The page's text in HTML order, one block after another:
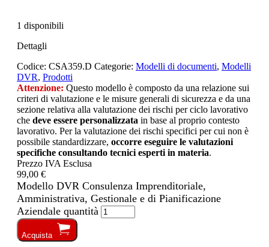
1 disponibili
Dettagli
Codice: CSA359.D Categorie: Modelli di documenti, Modelli
DVR, Prodotti
Attenzione: Questo modello è composto da una relazione sui
criteri di valutazione e le misure generali di sicurezza e da una
sezione relativa alla valutazione dei rischi per ciclo lavorativo
che deve essere personalizzata in base al proprio contesto
lavorativo. Per la valutazione dei rischi specifici per cui non è
possibile standardizzare, occorre eseguire le valutazioni
specifiche consultando tecnici esperti in materia.
Prezzo IVA Esclusa
99,00 €
Modello DVR Consulenza Imprenditoriale,
Amministrativa, Gestionale e di Pianificazione
Aziendale quantità
Acquista